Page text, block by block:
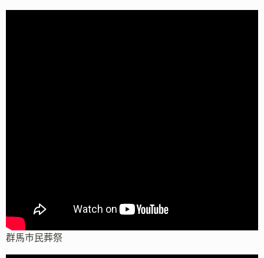
群馬市民葬祭